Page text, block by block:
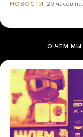
НОВОСТИ 20 часов
О ЧЕМ МЫ